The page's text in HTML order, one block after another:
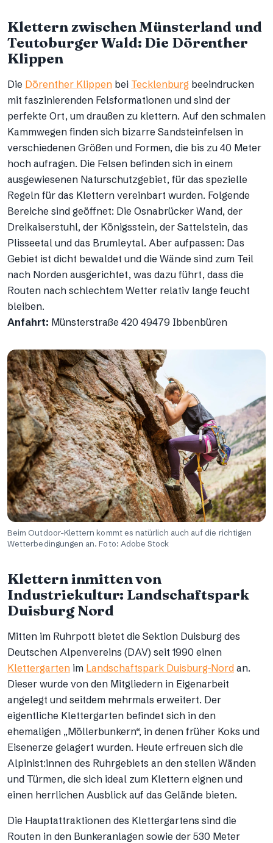
Klettern zwischen Münsterland und
Teutoburger Wald: Die Dörenther
Klippen
Die Dörenther Klippen bei Tecklenburg beeindrucken
mit faszinierenden Felsformationen und sind der
perfekte Ort, um draußen zu klettern. Auf den schmalen
Kammwegen finden sich bizarre Sandsteinfelsen in
verschiedenen Größen und Formen, die bis zu 40 Meter
hoch aufragen. Die Felsen befinden sich in einem
ausgewiesenen Naturschutzgebiet, für das spezielle
Regeln für das Klettern vereinbart wurden. Folgende
Bereiche sind geöffnet: Die Osnabrücker Wand, der
Dreikaiserstuhl, der Königsstein, der Sattelstein, das
Plisseetal und das Brumleytal. Aber aufpassen: Das
Gebiet ist dicht bewaldet und die Wände sind zum Teil
nach Norden ausgerichtet, was dazu führt, dass die
Routen nach schlechtem Wetter relativ lange feucht
bleiben.
Anfahrt: Münsterstraße 420 49479 Ibbenbüren
Beim Outdoor-Klettern kommt es natürlich auch auf die richtigen
Wetterbedingungen an. Foto: Adobe Stock
Klettern inmitten von
Industriekultur: Landschaftspark
Duisburg Nord
Mitten im Ruhrpott bietet die Sektion Duisburg des
Deutschen Alpenvereins (DAV) seit 1990 einen
Klettergarten im Landschaftspark Duisburg-Nord an.
Dieser wurde von den Mitgliedern in Eigenarbeit
angelegt und seitdem mehrmals erweitert. Der
eigentliche Klettergarten befindet sich in den
ehemaligen „Möllerbunkern“, in denen früher Koks und
Eisenerze gelagert wurden. Heute erfreuen sich die
Alpinist:innen des Ruhrgebiets an den steilen Wänden
und Türmen, die sich ideal zum Klettern eignen und
einen herrlichen Ausblick auf das Gelände bieten.
Die Hauptattraktionen des Klettergartens sind die
Routen in den Bunkeranlagen sowie der 530 Meter